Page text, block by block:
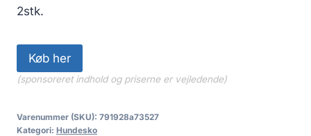
2stk.
Køb her
(sponsoreret indhold og priserne er vejledende)
Varenummer (SKU): 791928a73527
Kategori: Hundesko